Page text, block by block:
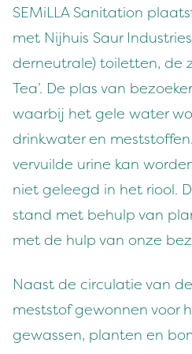
SEMi­L­LA San­i­ta­tion
met Nijhuis Saur
derneu­trale) toi­let­ten, de
Tea’. De plas van
waar­bij het gele water
drinkwa­ter en
vervuilde urine kan
niet geleegd in het riool.
stand met behulp van
met de hulp van onze
Naast de cir­cu­latie van
mest­stof gewon­nen voor
gewassen, planten en